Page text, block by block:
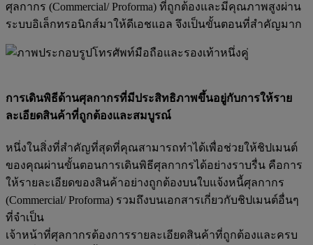
ศุลกากร (Commercial/ Proforma) ที่ถูกต้องและมีคุณภาพสูงผ่าน
ระบบอิเล็กทรอนิกส์มาให้ดีเอชแอล จึงเป็นขั้นตอนที่สำคัญมาก
การเดินพิธีด้านศุลกากรที่มีประสิทธิภาพขึ้นอยู่กับการให้ราย
ละเอียดสินค้าที่ถูกต้องและสมบูรณ์
หนึ่งในสิ่งที่สำคัญที่สุดที่คุณสามารถทำได้เพื่อช่วยให้ชิปเมนต์
ของคุณผ่านขั้นตอนการเดินพิธีศุลกากรได้อย่างราบรื่น คือการ
ให้รายละเอียดของสินค้าอย่างถูกต้องบนใบแจ้งหนี้ศุลกากร
(Commercial/ Proforma) รวมถึงบนเอกสารเกี่ยวกับชิปเมนต์อื่นๆ
ที่จำเป็น
เจ้าหน้าที่ศุลกากรต้องการรายละเอียดสินค้าที่ถูกต้องและครบ